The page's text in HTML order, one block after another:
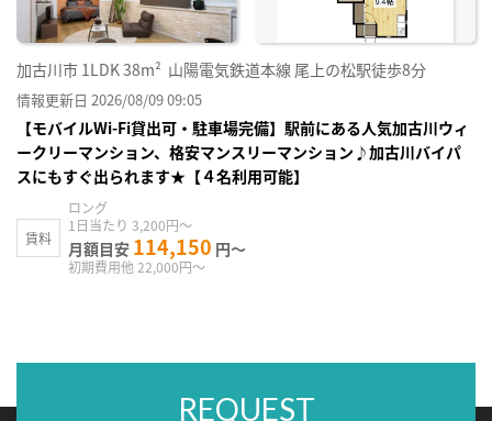
加古川市 1LDK38m² 山陽電気鉄道本線 尾上の松駅徒歩8分
情報更新日 2026/08/09 09:05
【モバイルWi-Fi貸出可・駐車場完備】駅前にある人気加古川ウィ
ークリーマンション、格安マンスリーマンション♪加古川バイパ
スにもすぐ出られます★【４名利用可能】
賃料
ロング
1日当たり 3,200円～
月額目安 114,150 円～
初期費用他 22,000円～
REQUEST